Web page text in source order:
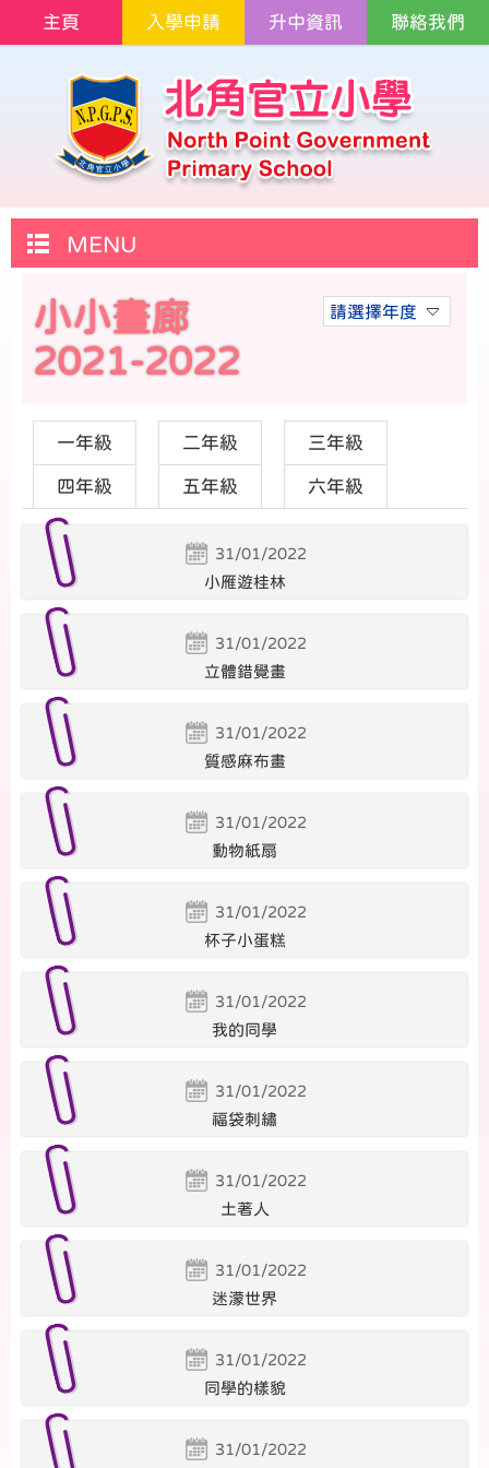
主頁 入學申請 升中資訊 聯絡我們
MENU
請選擇年度
小小畫廊
2021-2022
一年級 二年級 三年級
四年級 五年級 六年級
31/01/2022
小雁遊桂林
31/01/2022
立體錯覺畫
31/01/2022
質感麻布畫
31/01/2022
動物紙扇
31/01/2022
杯子小蛋糕
31/01/2022
我的同學
31/01/2022
福袋刺繡
31/01/2022
土著人
31/01/2022
迷濛世界
31/01/2022
同學的樣貌
31/01/2022